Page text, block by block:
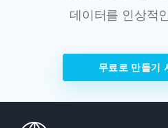
데이터를 인상적
무료로 만들기